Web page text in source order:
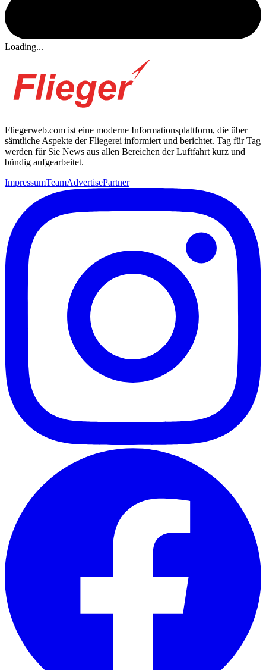
Loading...
Fliegerweb.com ist eine moderne Informationsplattform, die über
sämtliche Aspekte der Fliegerei informiert und berichtet. Tag für Tag
werden für Sie News aus allen Bereichen der Luftfahrt kurz und
bündig aufgearbeitet.
ImpressumTeamAdvertisePartner